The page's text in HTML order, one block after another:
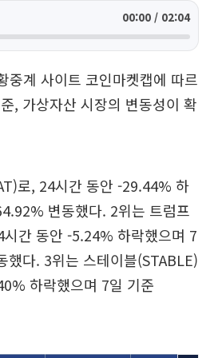
00:00 / 02:04
중계 사이트 코인마켓캡에 따르
, 가상자산 시장의 변동성이 확
로, 24시간 동안 -29.44% 하
변동했다. 2위는 트럼프
간 동안 -5.24% 하락했으며 7
했다. 3위는 스테이블(STABLE)
하락했으며 7일 기준